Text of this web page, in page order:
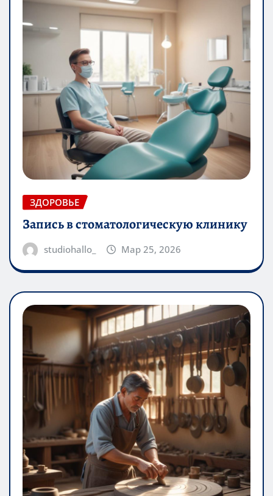
ЗДОРОВЬЕ
Запись в стоматологическую клинику
studiohallo_ Мар 25, 2026